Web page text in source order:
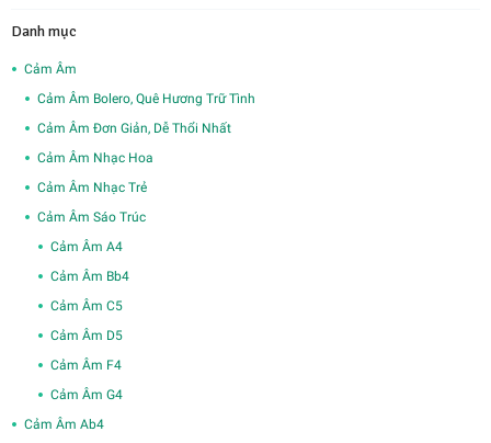
Danh mục
Cảm Âm
Cảm Âm Bolero, Quê Hương Trữ Tình
Cảm Âm Đơn Giản, Dễ Thổi Nhất
Cảm Âm Nhạc Hoa
Cảm Âm Nhạc Trẻ
Cảm Âm Sáo Trúc
Cảm Âm A4
Cảm Âm Bb4
Cảm Âm C5
Cảm Âm D5
Cảm Âm F4
Cảm Âm G4
Cảm Âm Ab4